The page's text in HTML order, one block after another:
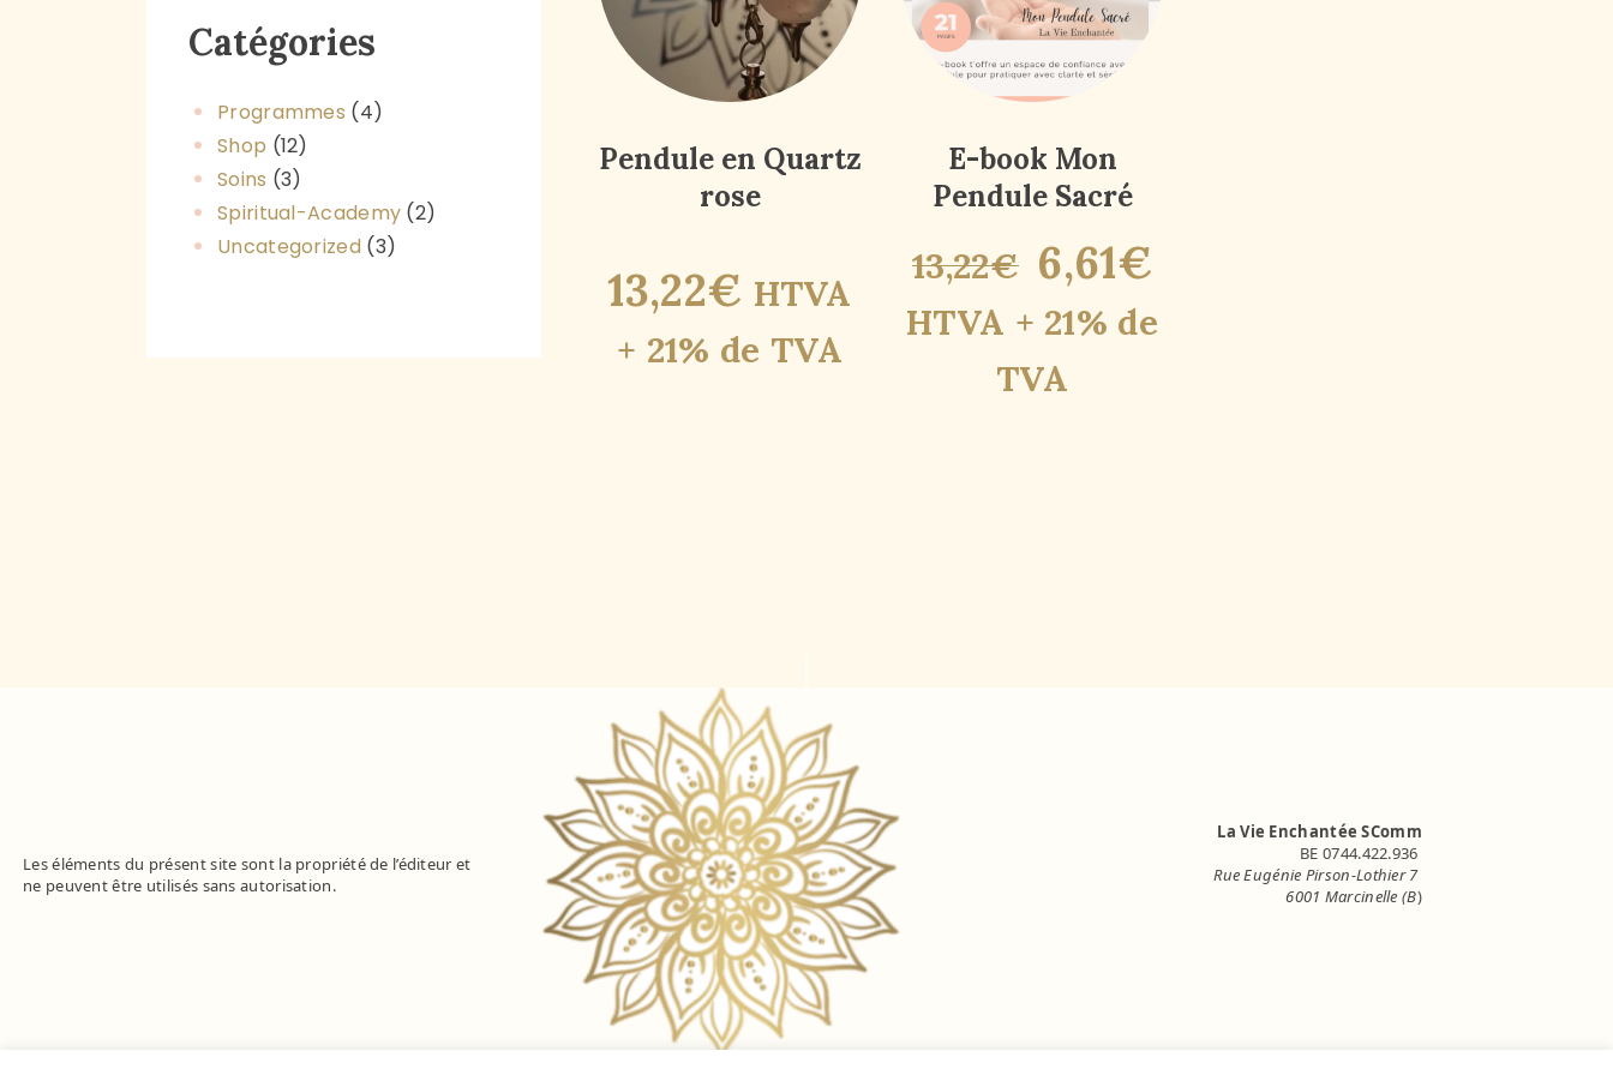
Pendule en Quartz
rose
13,22€ HTVA
+ 21% de TVA
E-book Mon
Pendule Sacré
13,22€ 6,61€
HTVA + 21% de
TVA
Catégories
Programmes (4)
Shop (12)
Soins (3)
Spiritual-Academy (2)
Uncategorized (3)
Les éléments du présent site sont la propriété de l’éditeur et
ne peuvent être utilisés sans autorisation.
La Vie Enchantée SComm
BE 0744.422.936
Rue Eugénie Pirson-Lothier 7
6001 Marcinelle (B)